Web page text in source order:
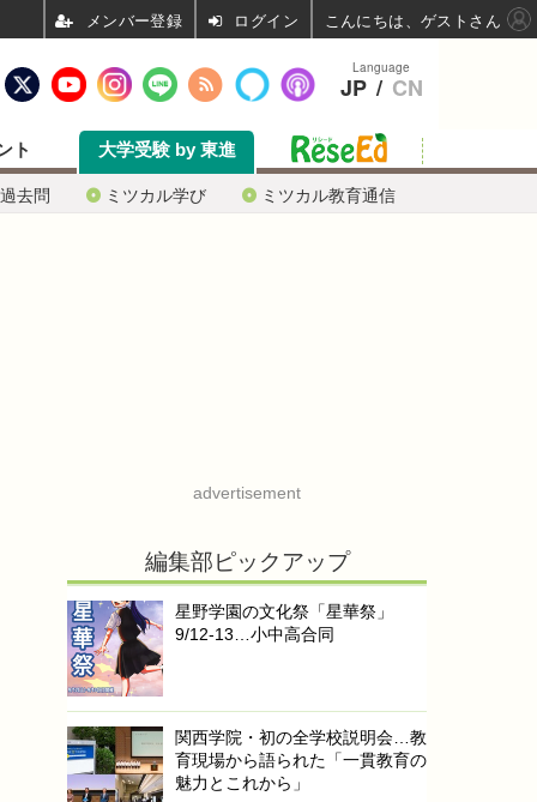
去問 ミツカル学び ミツカル教育通信
ト 大学受験 by 東進
advertisement
編集部ピックアップ
星野学園の文化祭「星華祭」
9/12-13…小中高合同
関西学院・初の全学校説明会…教
育現場から語られた「一貫教育の
魅力とこれから」
Language
JP / CN
ログイン こんにちは、ゲストさん